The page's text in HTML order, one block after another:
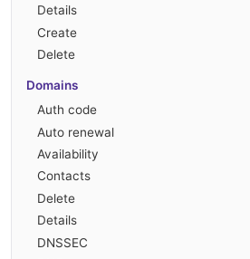
Details
Create
Delete
Domains
Auth code
Auto renewal
Availability
Contacts
Delete
Details
DNSSEC